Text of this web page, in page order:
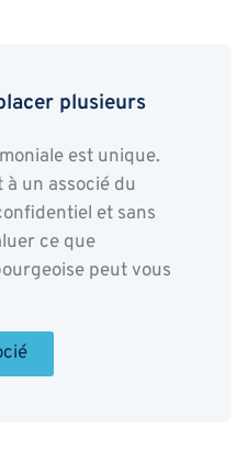
plusieurs
est unique.
un associé du
et sans
ce que
peut vous